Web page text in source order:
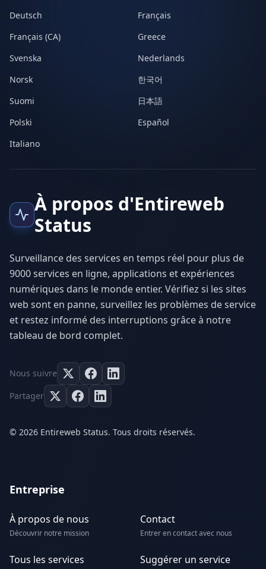
Deutsch
Français
Français (CA)
Greece
Svenska
Nederlands
Norsk
한국어
Suomi
日本語
Polski
Español
Italiano
À propos d'Entireweb
Status
Surveillance des services en temps réel pour plus de
9000 services en ligne, applications et expériences
numériques dans le monde entier. Vérifiez si les sites
web sont en panne, surveillez les problèmes de service
et restez informé des interruptions grâce à notre
tableau de bord complet.
Nous suivre
Partager
© 2026 Entireweb Status. Tous droits réservés.
Entreprise
À propos de nous
Découvrir notre mission
Contact
Entrer en contact avec nous
Tous les services Suggérer un service